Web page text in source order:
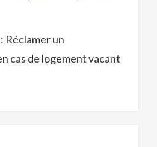
Réclamer un
cas de logement vacant